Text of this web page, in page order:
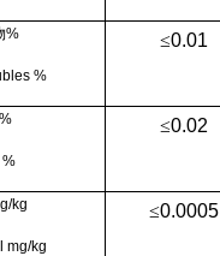
%
%
≤0.01
% ≤0.02
kg
mg/kg
≤0.0005